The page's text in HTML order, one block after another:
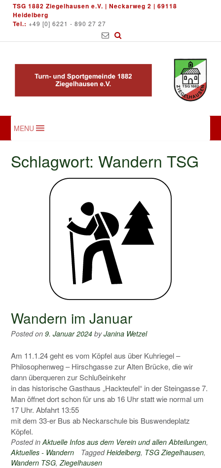
Skip
content
TSG 1882 Ziegelhausen e.V. | Neckarweg 2 | 69118
Heidelberg
Tel.: +49 [0] 6221 - 890 27 27
MENU
Schlagwort: Wandern TSG
Wandern im Januar
Posted on 9. Januar 2024 byJanina Wetzel
Am 11.1.24 geht es vom Köpfel aus über Kuhriegel –
Philosophenweg – Hirschgasse zur Alten Brücke, die wir
dann überqueren zur Schlußeinkehr
in das historische Gasthaus „Hackteufel“ in der Steingasse 7.
Man öffnet dort schon für uns ab 16 Uhr statt wie normal um
17 Uhr. Abfahrt 13:55
mit dem 33-er Bus ab Neckarschule bis Buswendeplatz
Köpfel.
Posted in Aktuelle Infos aus dem Verein und allen Abteilungen,
Aktuelles - Wandern
TaggedHeidelberg, TSG Ziegelhausen,
Wandern TSG, Ziegelhausen